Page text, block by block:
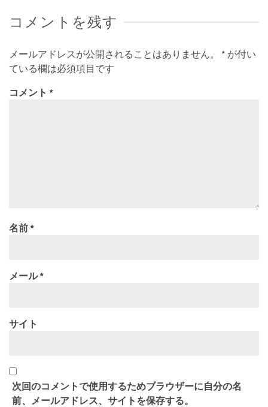
コメントを残す
メールアドレスが公開されることはありません。 * が付い
ている欄は必須項目です
コメント *
名前*
メール*
サイト
次回のコメントで使用するためブラウザーに自分の名
前、メールアドレス、サイトを保存する。